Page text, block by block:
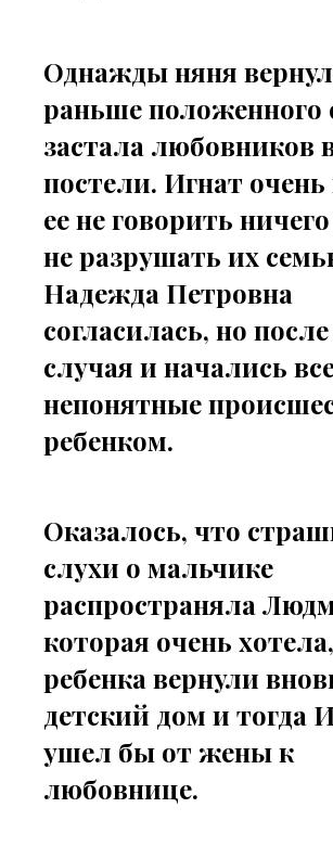
Однажды няня
раньше положенного
застала любовников
постели. Игнат
ее не говорить
не разрушать их
Надежда Петровна
согласилась, но
случая и начались
непонятные
ребенком.
Оказалось, что
слухи о мальчике
распространяла
которая очень
ребенка вернули
детский дом и тогда
ушел бы от жены к
любовнице.